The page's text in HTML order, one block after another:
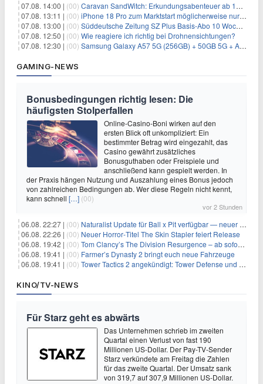
07.08. 14:00 | (00) Caravan SandWitch: Erkundungsabenteuer ab 13.08. gratis im Epic Games Store
07.08. 13:11 | (00) iPhone 18 Pro zum Marktstart möglicherweise nur begrenzt verfügbar
07.08. 13:00 | (00) Süddeutsche Zeitung SZ Plus Basis-Abo 10 Wochen für 10€
07.08. 12:50 | (00) Wie reagiere ich richtig bei Drohnensichtungen?
07.08. 12:30 | (00) Samsung Galaxy A57 5G (256GB) + 50GB 5G + Alles-Flat im Vodafone-Netz für 19,99€/Monat – eff. 2,36€/Monat
GAMING-NEWS
Bonusbedingungen richtig lesen: Die
häufigsten Stolperfallen
Online-Casino-Boni wirken auf den
ersten Blick oft unkompliziert: Ein
bestimmter Betrag wird eingezahlt, das
Casino gewährt zusätzliches
Bonusguthaben oder Freispiele und
anschließend kann gespielt werden. In
der Praxis hängen Nutzung und Auszahlung eines Bonus jedoch
von zahlreichen Bedingungen ab. Wer diese Regeln nicht kennt,
kann schnell […] (00)
vor 2 Stunden
06.08. 22:27 | (00) Naturalist Update für Ball x Pit verfügbar — neuer Content auf allen Plattformen
06.08. 22:26 | (00) Neuer Horror‑Titel The Skin Stapler feiert Release
06.08. 19:42 | (00) Tom Clancy’s The Division Resurgence – ab sofort für euch verfügbar
06.08. 19:41 | (00) Farmer’s Dynasty 2 bringt euch neue Fahrzeuge
06.08. 19:41 | (00) Tower Tactics 2 angekündigt: Tower Defense und Deckbuilding Kombo kehrt zurück
KINO/TV-NEWS
Für Starz geht es abwärts
Das Unternehmen schrieb im zweiten
Quartal einen Verlust von fast 190
Millionen US-Dollar. Der Pay-TV-Sender
Starz verkündete am Freitag die Zahlen
für das zweite Quartal. Der Umsatz sank
von 319,7 auf 307,9 Millionen US-Dollar.